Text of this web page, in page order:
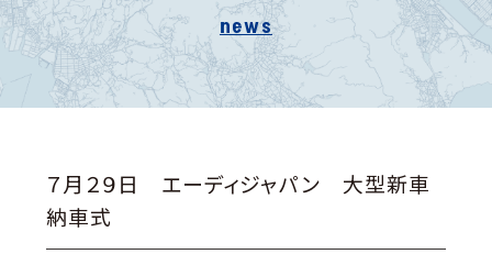
７月２９日 エーディジャパン 大型新車
納車式